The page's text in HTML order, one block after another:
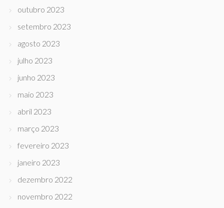
outubro 2023
setembro 2023
agosto 2023
julho 2023
junho 2023
maio 2023
abril 2023
março 2023
fevereiro 2023
janeiro 2023
dezembro 2022
novembro 2022